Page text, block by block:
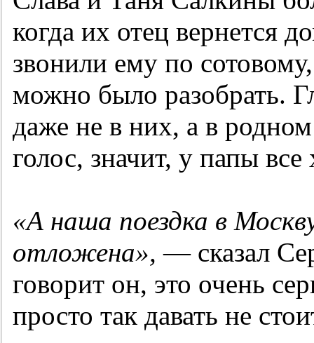
когда их отец вернется
звонили ему по
можно было разобрать.
даже не в них, а в
голос, значит, у папы
«А наша поездка в
отложена», — сказал
говорит он, это очень
просто так давать не